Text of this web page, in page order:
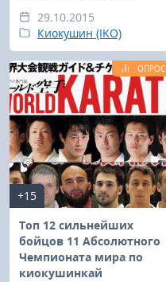
29.10.2015
Киокушин (IKO)
+15
Топ 12 сильнейших
бойцов 11 Абсолютного
Чемпионата мира по
киокушинкай
ОПРОС